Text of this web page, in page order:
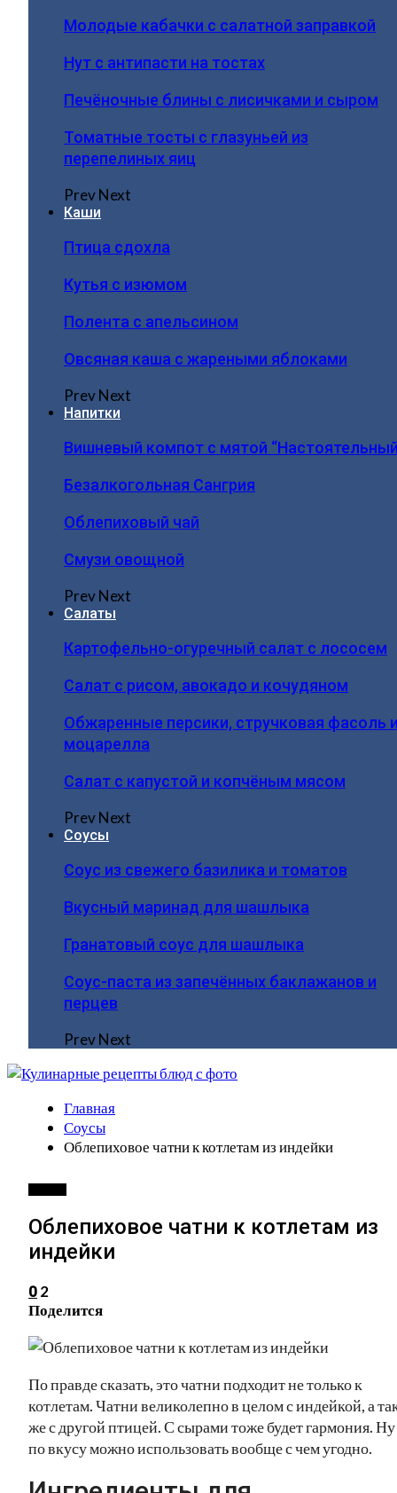
Молодые кабачки с салатной заправкой
Нут с антипасти на тостах
Печёночные блины с лисичками и сыром
Томатные тосты с глазуньей из
перепелиных яиц
PrevNext
Каши
Птица сдохла
Кутья с изюмом
Полента с апельсином
Овсяная каша с жареными яблоками
PrevNext
Напитки
Вишневый компот с мятой
Безалкогольная Сангрия
Облепиховый чай
Смузи овощной
PrevNext
Салаты
Картофельно-огуречный салат с лососем
Салат с рисом, авокадо и кочудяном
Обжаренные персики, стручковая фасоль
моцарелла
Салат с капустой и копчёным мясом
PrevNext
Соусы
Соус из свежего базилика и томатов
Вкусный маринад для шашлыка
Гранатовый соус для шашлыка
Соус-паста из запечённых баклажанов и
перцев
PrevNext
Главная
Соусы
Облепиховое чатни к котлетам из индейки
Облепиховое чатни к котлетам из
индейки
0 2
Поделится
По правде сказать, это чатни подходит не только к
котлетам. Чатни великолепно в целом с индейкой, а
же с другой птицей. С сырами тоже будет гармония. Ну
по вкусу можно использовать вообще с чем угодно.